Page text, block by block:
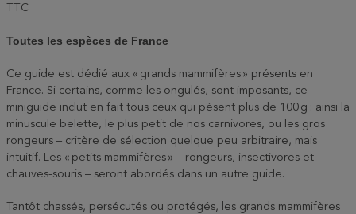
TTC
Toutes les espèces de France
Ce guide est dédié aux « grands mammifères » présents en
France. Si certains, comme les ongulés, sont imposants, ce
miniguide inclut en fait tous ceux qui pèsent plus de 100 g : ainsi la
minuscule belette, le plus petit de nos carnivores, ou les gros
rongeurs – critère de sélection quelque peu arbitraire, mais
intuitif. Les « petits mammifères » – rongeurs, insectivores et
chauves-souris – seront abordés dans un autre guide.
Tantôt chassés, persécutés ou protégés, les grands mammifères